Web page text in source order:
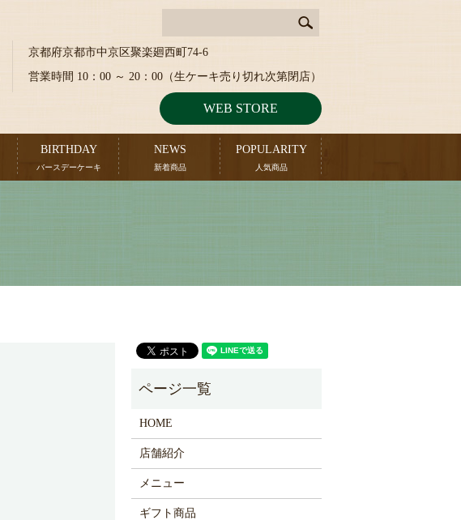
京都府京都市中京区聚楽廻西町74-6
営業時間 10：00 ～ 20：00（生ケーキ売り切れ次第閉店）
WEB STORE
BIRTHDAY
バースデーケーキ
NEWS
新着商品
POPULARITY
人気商品
HOME
店舗紹介
メニュー
ギフト商品